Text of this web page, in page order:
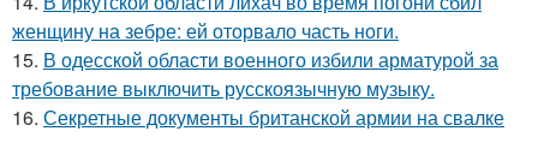
женщину на зебре: ей оторвало часть ноги.
15. В одесской области военного избили арматурой за
требование выключить русскоязычную музыку.
16. Секретные документы британской армии на свалке